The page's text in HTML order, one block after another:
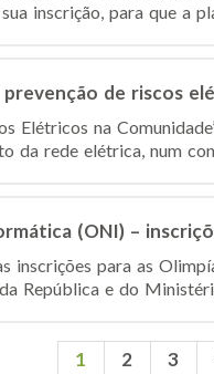
inscrição, para que a
prevenção de riscos
Elétricos na
da rede elétrica, num
(ONI) –
inscrições para as
República e do
1 2 3